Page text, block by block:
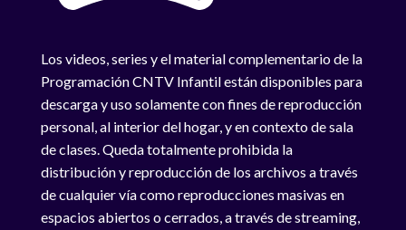
Los videos, series y el material complementario de la
Programación CNTV Infantil están disponibles para
descarga y uso solamente con fines de reproducción
personal, al interior del hogar, y en contexto de sala
de clases. Queda totalmente prohibida la
distribución y reproducción de los archivos a través
de cualquier vía como reproducciones masivas en
espacios abiertos o cerrados, a través de streaming,